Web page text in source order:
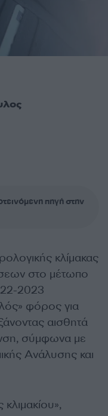
πηγή στην
κλίμακας
στο μέτωπο
2023
φόρος για
αισθητά
σύμφωνα με
Ανάλυσης και